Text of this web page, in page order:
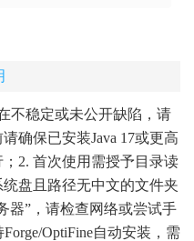
不稳定或未公开缺陷，请
确保已安装Java 17或更高
2. 首次使用需授予目录读
盘且路径无中文的文件夹
器”，请检查网络或尝试手
OptiFine自动安装，需